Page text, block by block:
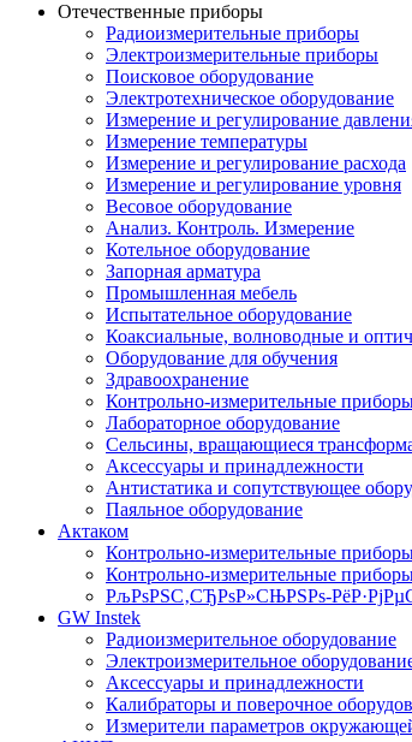
Отечественные приборы
Радиоизмерительные приборы
Электроизмерительные приборы
Поисковое оборудование
Электротехническое оборудование
Измерение и регулирование
Измерение температуры
Измерение и регулирование расхода
Измерение и регулирование уровня
Весовое оборудование
Анализ. Контроль. Измерение
Котельное оборудование
Запорная арматура
Промышленная мебель
Испытательное оборудование
Коаксиальные, волноводные и
Оборудование для обучения
Здравоохранение
Контрольно-измерительные
Лабораторное оборудование
Сельсины, вращающиеся
Аксессуары и принадлежности
Антистатика и сопутствующее
Паяльное оборудование
Актаком
Контрольно-измерительные
Контрольно-измерительные
РљРѕРЅС‚СЂРѕР»СЊРЅРѕ-
GW Instek
Радиоизмерительное оборудование
Электроизмерительное
Аксессуары и принадлежности
Калибраторы и поверочное
Измерители параметров